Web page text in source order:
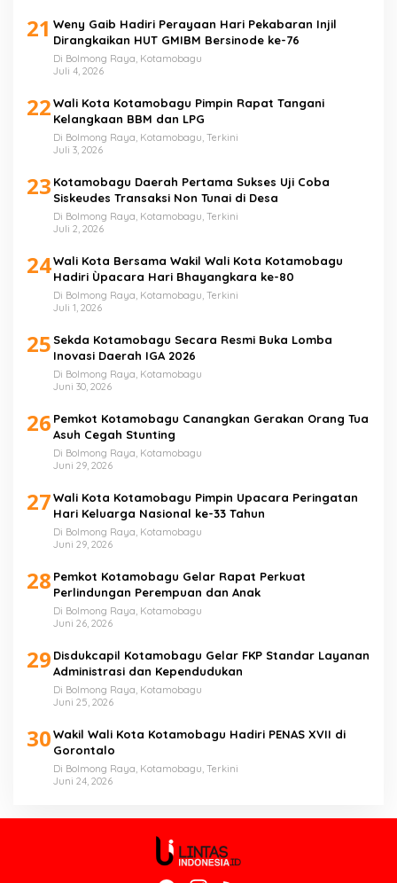
21 Weny Gaib Hadiri Perayaan Hari Pekabaran Injil
Dirangkaikan HUT GMIBM Bersinode ke-76
Di Bolmong Raya, Kotamobagu
Juli 4, 2026
22Wali Kota Kotamobagu Pimpin Rapat Tangani
Kelangkaan BBM dan LPG
Di Bolmong Raya, Kotamobagu, Terkini
Juli 3, 2026
23 Kotamobagu Daerah Pertama Sukses Uji Coba
Siskeudes Transaksi Non Tunai di Desa
Di Bolmong Raya, Kotamobagu, Terkini
Juli 2, 2026
24Wali Kota Bersama Wakil Wali Kota Kotamobagu
Hadiri Ùpacara Hari Bhayangkara ke-80
Di Bolmong Raya, Kotamobagu, Terkini
Juli 1, 2026
25 Sekda Kotamobagu Secara Resmi Buka Lomba
Inovasi Daerah IGA 2026
Di Bolmong Raya, Kotamobagu
Juni 30, 2026
26 Pemkot Kotamobagu Canangkan Gerakan Orang Tua
Asuh Cegah Stunting
Di Bolmong Raya, Kotamobagu
Juni 29, 2026
27Wali Kota Kotamobagu Pimpin Upacara Peringatan
Hari Keluarga Nasional ke-33 Tahun
Di Bolmong Raya, Kotamobagu
Juni 29, 2026
28 Pemkot Kotamobagu Gelar Rapat Perkuat
Perlindungan Perempuan dan Anak
Di Bolmong Raya, Kotamobagu
Juni 26, 2026
29 Disdukcapil Kotamobagu Gelar FKP Standar Layanan
Administrasi dan Kependudukan
Di Bolmong Raya, Kotamobagu
Juni 25, 2026
30Wakil Wali Kota Kotamobagu Hadiri PENAS XVII di
Gorontalo
Di Bolmong Raya, Kotamobagu, Terkini
Juni 24, 2026